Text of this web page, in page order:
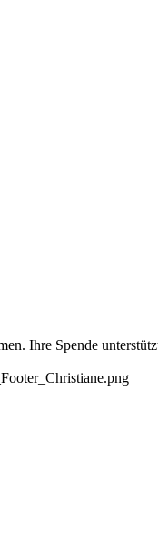
Ihre Spende